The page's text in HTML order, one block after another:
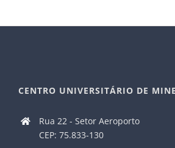
CENTRO UNIVERSITÁRIO DE
Rua 22 - Setor Aeroporto
CEP: 75.833-130